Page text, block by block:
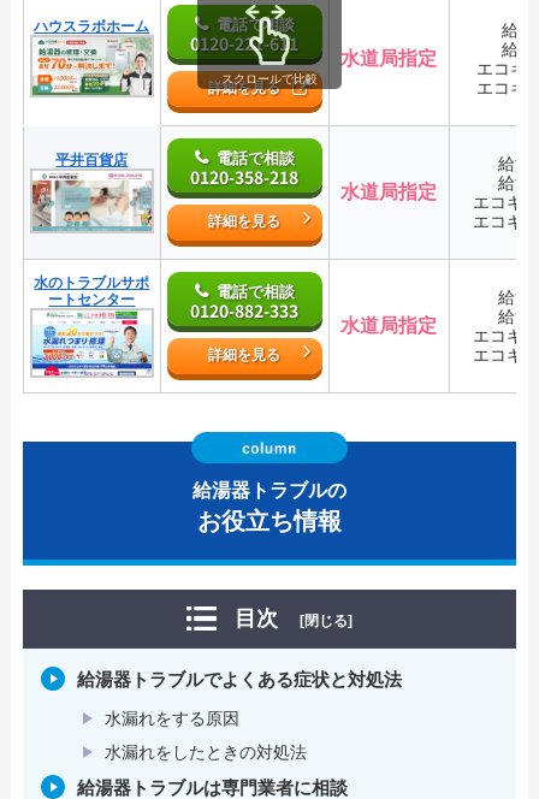
ハウスラボホーム 電話で相談
0120-221-611
詳細を見る
水道局指定
給
給
エコキ
エコキ
平井百貨店 電話で相談
0120-358-218
詳細を見る
水道局指定
給湯
給湯
エコキ
エコキ
水のトラブルサポ
ートセンター
電話で相談
0120-882-333
詳細を見る
水道局指定
給湯
給湯
エコキ
エコキ
スクロールで比較
給湯器トラブルの
お役立ち情報
目次 [閉じる]
給湯器トラブルでよくある症状と対処法
水漏れをする原因
水漏れをしたときの対処法
給湯器トラブルは専門業者に相談